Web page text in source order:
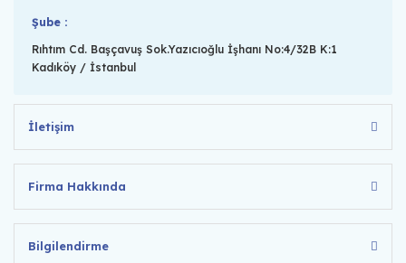
Şube :
Rıhtım Cd. Başçavuş Sok.Yazıcıoğlu İşhanı No:4/32B K:1
Kadıköy / İstanbul
İletişim
Firma Hakkında
Bilgilendirme